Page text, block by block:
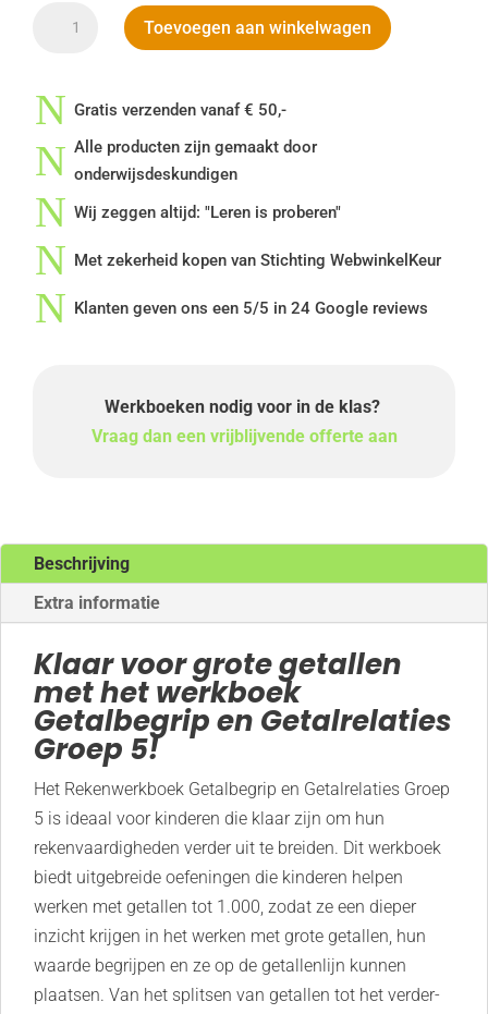
Getalrelaties
Groep
aantal
Toevoegen aan winkelwagen
N Gratis verzenden vanaf € 50,-
N Alle producten zijn gemaakt door
onderwijsdeskundigen
N Wij zeggen altijd: "Leren is proberen"
N Met zekerheid kopen van Stichting WebwinkelKeur
N Klanten geven ons een 5/5 in 24 Google reviews
Werkboeken nodig voor in de klas?
Vraag dan een vrijblijvende offerte aan
Beschrijving
Extra informatie
Klaar voor grote getallen
met het werkboek
Getalbegrip en Getalrelaties
Groep 5!
Het Rekenwerkboek Getalbegrip en Getalrelaties Groep
5 is ideaal voor kinderen die klaar zijn om hun
rekenvaardigheden verder uit te breiden. Dit werkboek
biedt uitgebreide oefeningen die kinderen helpen
werken met getallen tot 1.000, zodat ze een dieper
inzicht krijgen in het werken met grote getallen, hun
waarde begrijpen en ze op de getallenlijn kunnen
plaatsen. Van het splitsen van getallen tot het verder-